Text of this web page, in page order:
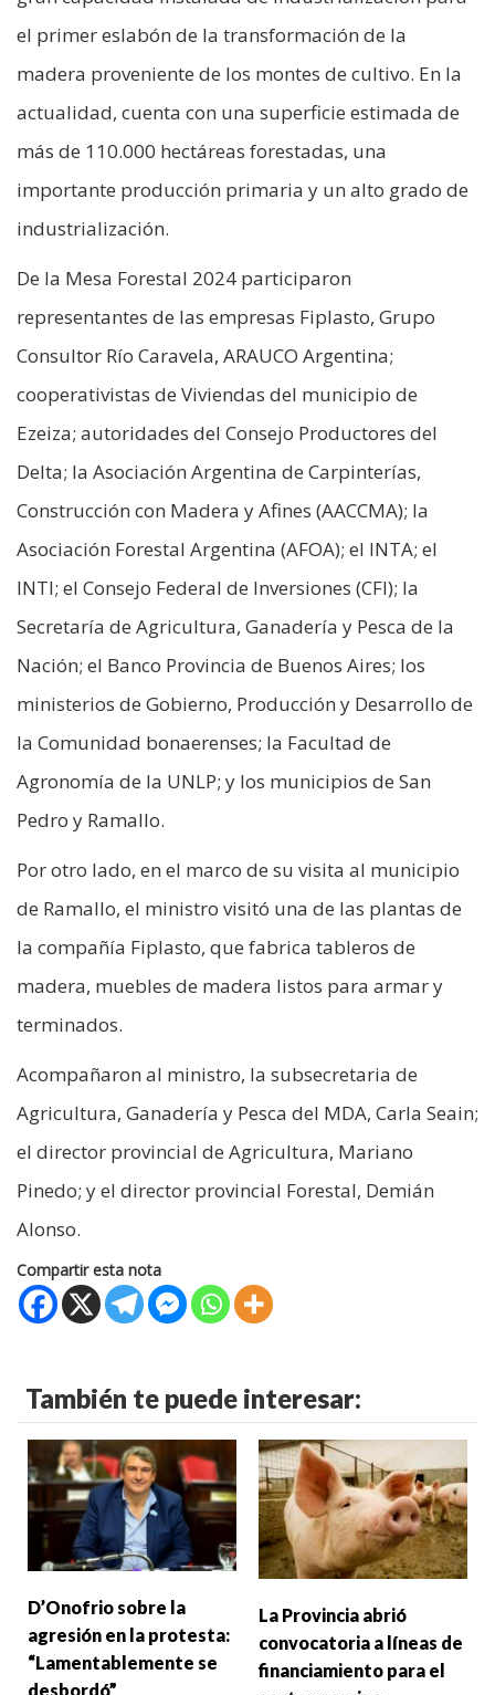
el primer eslabón de la transformación de la
madera proveniente de los montes de cultivo. En la
actualidad, cuenta con una superficie estimada de
más de 110.000 hectáreas forestadas, una
importante producción primaria y un alto grado de
industrialización.
De la Mesa Forestal 2024 participaron
representantes de las empresas Fiplasto, Grupo
Consultor Río Caravela, ARAUCO Argentina;
cooperativistas de Viviendas del municipio de
Ezeiza; autoridades del Consejo Productores del
Delta; la Asociación Argentina de Carpinterías,
Construcción con Madera y Afines (AACCMA); la
Asociación Forestal Argentina (AFOA); el INTA; el
INTI; el Consejo Federal de Inversiones (CFI); la
Secretaría de Agricultura, Ganadería y Pesca de la
Nación; el Banco Provincia de Buenos Aires; los
ministerios de Gobierno, Producción y Desarrollo de
la Comunidad bonaerenses; la Facultad de
Agronomía de la UNLP; y los municipios de San
Pedro y Ramallo.
Por otro lado, en el marco de su visita al municipio
de Ramallo, el ministro visitó una de las plantas de
la compañía Fiplasto, que fabrica tableros de
madera, muebles de madera listos para armar y
terminados.
Acompañaron al ministro, la subsecretaria de
Agricultura, Ganadería y Pesca del MDA, Carla Seain;
el director provincial de Agricultura, Mariano
Pinedo; y el director provincial Forestal, Demián
Alonso.
Compartir esta nota
También te puede interesar:
D’Onofrio sobre la
agresión en la protesta:
“Lamentablemente se
desbordó”
La Provincia abrió
convocatoria a líneas de
financiamiento para el